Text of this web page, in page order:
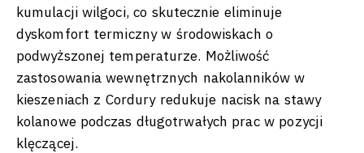
kumulacji wilgoci, co skutecznie eliminuje
dyskomfort termiczny w środowiskach o
podwyższonej temperaturze. Możliwość
zastosowania wewnętrznych nakolanników w
kieszeniach z Cordury redukuje nacisk na stawy
kolanowe podczas długotrwałych prac w pozycji
klęczącej.